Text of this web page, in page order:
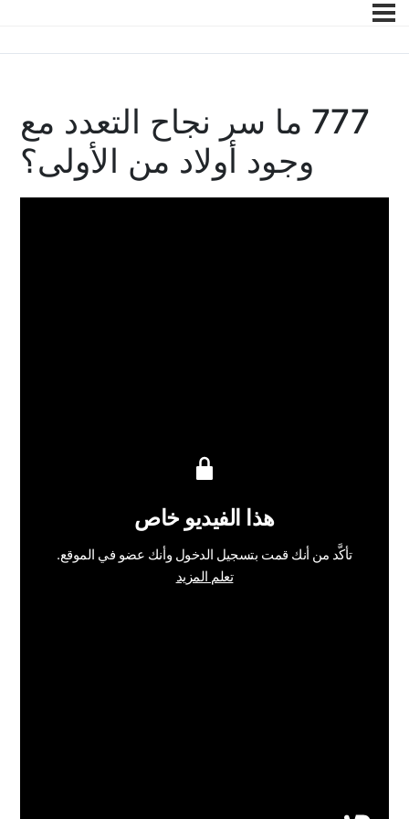
777 ما سر نجاح التعدد مع
وجود أولاد من الأولى؟